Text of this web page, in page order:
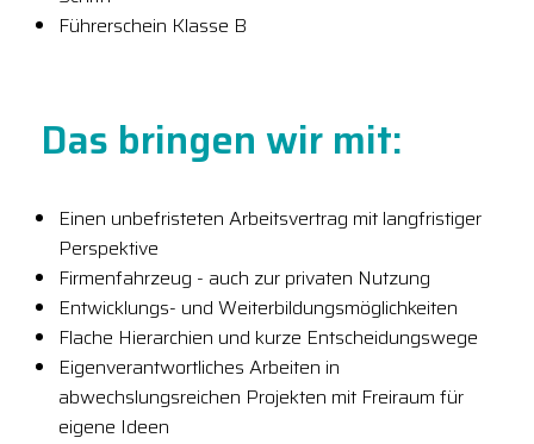
Führerschein Klasse B
Das bringen wir mit:
Einen unbefristeten Arbeitsvertrag mit langfristiger
Perspektive
Firmenfahrzeug - auch zur privaten Nutzung
Entwicklungs- und Weiterbildungsmöglichkeiten
Flache Hierarchien und kurze Entscheidungswege
Eigenverantwortliches Arbeiten in
abwechslungsreichen Projekten mit Freiraum für
eigene Ideen